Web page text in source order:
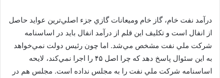
درآمد نفت خام، گاز خام وميعانات گازي جزء اصلي‌ترين عوايد حاصل
از انفال است و تكليف اين قلم از درآمد انفال بايد در اساسنامه
شركت ملي نفت مشخص مي‌شد. اما چون رئيس دولت نمي‌خواهد
به اين سئوال پاسخ دهد كه چرا اصل ۴۵ را اجرا نمي‌كند، لايحه
اساسنامه شركت ملي نفت را به مجلس نداده است. مجلس هم در